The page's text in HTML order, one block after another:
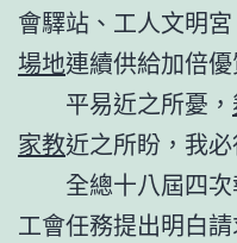
會驛站、工人文明
場地連續供給加倍
平易近之所憂，
家教近之所盼，我必
全總十八屆四
工會任務提出明白